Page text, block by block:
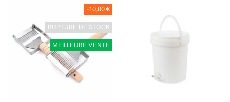
-10,00 €
RUPTURE DE STOCK
MEILLEURE VENTE